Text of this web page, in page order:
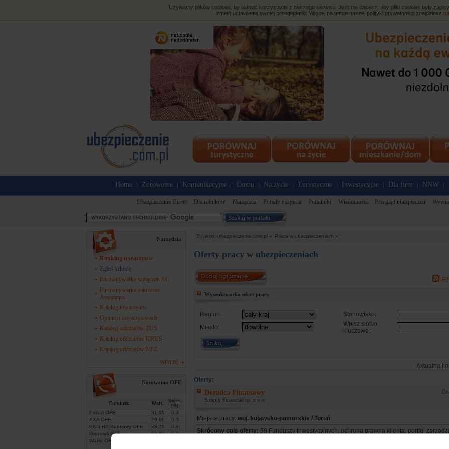
Używamy plików cookies, by ułatwić korzystanie z naszego serwisu. Jeśli nie chcesz, aby pliki cookies były
zmień ustawienia swojej przeglądarki. Więcej na temat naszej polityki prywatności znajdziesz
Home Zdrowotne Komunikacyjne Domu Na życie Turystyczne Inwestycyjne Dla firm NNW
Ubezpieczenia Direct Dla rolników Narzędzia Porady eksperta Poradniki Wiadomości Przegląd ubezpieczeń
Narzędzia
Ranking towarzystw
Zgłoś szkodę
Porównywarka wyłączeń AC
Porównywarka zakresów
Assistance
Katalog towarzystw
Opinie o towarzystwach
Katalog oddziałów ZUS
Katalog oddziałów KRUS
Katalog oddziałów NFZ
więcej
Notowania OFE
Fundusz Wart.
1mies.
[%]
Polsat OFE 31.95
0.3
AXA OFE
29.60
0.3
PKO BP Bankowy OFE
28.75
0.3
Generali OFE
30.94
0.2
Warta OFE
Tu jesteś: ubezpieczenie.com.pl » Praca w ubezpieczeniach »
Oferty pracy w ubezpieczeniach
Wyszukiwarka ofert pracy
Region:
Stanowisko:
Miasto:
Wpisz słowo
kluczowe:
Aktualna
Oferty:
Doradca Finansowy
Simply Financial sp. z o.o.
Miejsce pracy: woj. kujawsko-pomorskie / Toruń
Skrócony opis oferty: 59 Funduszy Inwestycyjnych, ochrona prawna klienta, portfel